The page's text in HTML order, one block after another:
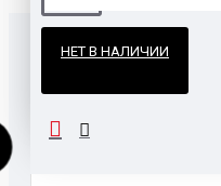
НЕТ В НАЛИЧИИ